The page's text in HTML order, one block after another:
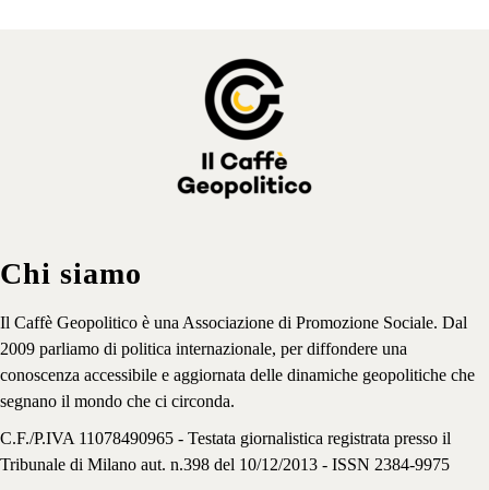
Chi siamo
Il Caffè Geopolitico è una Associazione di Promozione Sociale. Dal
2009 parliamo di politica internazionale, per diffondere una
conoscenza accessibile e aggiornata delle dinamiche geopolitiche che
segnano il mondo che ci circonda.
C.F./P.IVA 11078490965 - Testata giornalistica registrata presso il
Tribunale di Milano aut. n.398 del 10/12/2013 - ISSN 2384-9975